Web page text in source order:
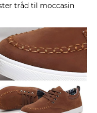
tråd til moccasin